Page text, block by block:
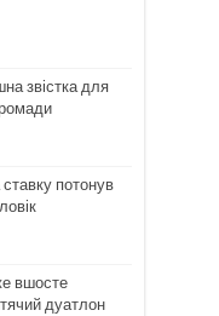
звістка для
потонув
вшосте
дуатлон